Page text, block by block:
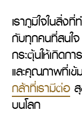
เราภูมิใจในสิ่งที่
กับทุกคนที่สนใ
กระตุ้นให้เกิดก
และคุณภาพที่เข้
กล้าที่เรามีต่อ
บนโลก